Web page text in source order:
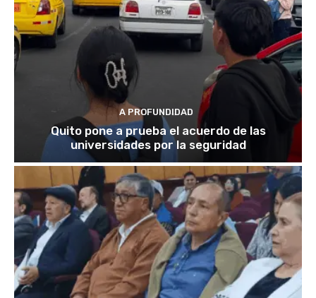
A PROFUNDIDAD
Quito pone a prueba el acuerdo de las
universidades por la seguridad